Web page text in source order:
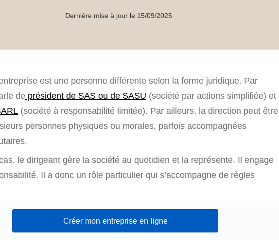
Dernière mise à jour le 15/09/2025
est une personne différente selon la forme juridique. Par
de président de SAS ou de SASU (société par actions simplifiée) et
(société à responsabilité limitée). Par ailleurs, la direction peut être
personnes physiques ou morales, parfois accompagnées
le dirigeant gère la société au quotidien et la représente. Il engage
Il a donc un rôle particulier qui s’accompagne de règles
Créer mon entreprise en ligne